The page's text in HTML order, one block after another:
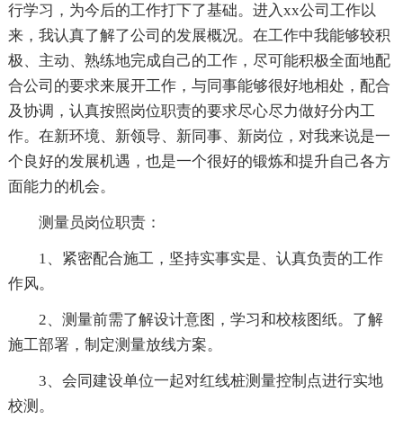
行学习，为今后的工作打下了基础。进入xx公司工作以
来，我认真了解了公司的发展概况。在工作中我能够较积
极、主动、熟练地完成自己的工作，尽可能积极全面地配
合公司的要求来展开工作，与同事能够很好地相处，配合
及协调，认真按照岗位职责的要求尽心尽力做好分内工
作。在新环境、新领导、新同事、新岗位，对我来说是一
个良好的发展机遇，也是一个很好的锻炼和提升自己各方
面能力的机会。
测量员岗位职责：
1、紧密配合施工，坚持实事实是、认真负责的工作
作风。
2、测量前需了解设计意图，学习和校核图纸。了解
施工部署，制定测量放线方案。
3、会同建设单位一起对红线桩测量控制点进行实地
校测。